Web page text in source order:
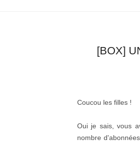
[BOX]
Coucou les filles !
Oui je sais, vous
nombre